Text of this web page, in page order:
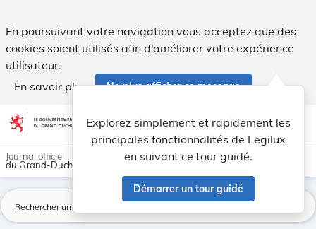
En poursuivant votre navigation vous acceptez que des
cookies soient utilisés afin d’améliorer votre expérience
utilisateur.
En savoir plus
Ne plus afficher ce message
Aller au contenu account_circle help Aide
Explorez simplement et rapidement les
principales fonctionnalités de Legilux
en suivant ce tour guidé.
Démarrer un tour guidé
light_mode dark_mode
Journal officiel
du Grand-Duché de Luxembourg